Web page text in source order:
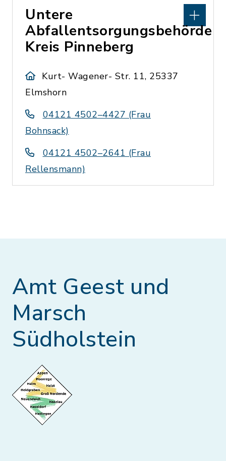
Untere
Abfallentsorgungsbehörde
Kreis Pinneberg
Kurt- Wagener- Str. 11, 25337
Elmshorn
04121 4502–4427 (Frau
Bohnsack)
04121 4502–2641 (Frau
Rellensmann)
Amt Geest und
Marsch
Südholstein